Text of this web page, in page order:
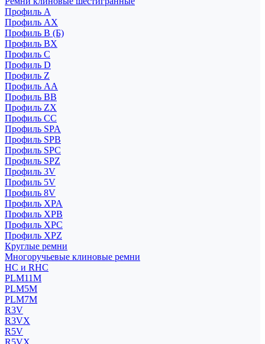
Профиль A
Профиль AX
Профиль B (Б)
Профиль BX
Профиль C
Профиль D
Профиль Z
Профиль АА
Профиль BB
Профиль ZX
Профиль CC
Профиль SPA
Профиль SPB
Профиль SPC
Профиль SPZ
Профиль 3V
Профиль 5V
Профиль 8V
Профиль XPA
Профиль XPB
Профиль XPC
Профиль XPZ
Круглые ремни
Многоручьевые клиновые ремни
HC и RHC
PLM11M
PLM5M
PLM7M
R3V
R3VX
R5V
R5VX